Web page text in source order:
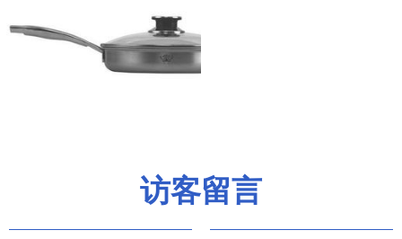
访客留言